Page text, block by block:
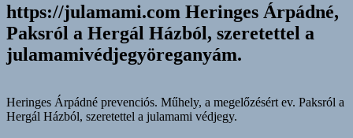
https://julamami.com Heringes Árpádné,
Paksról a Hergál Házból, szeretettel a
julamamivédjegyöreganyám.
Heringes Árpádné prevenciós. Műhely, a megelőzésért ev. Paksról a
Hergál Házból, szeretettel a julamami védjegy.